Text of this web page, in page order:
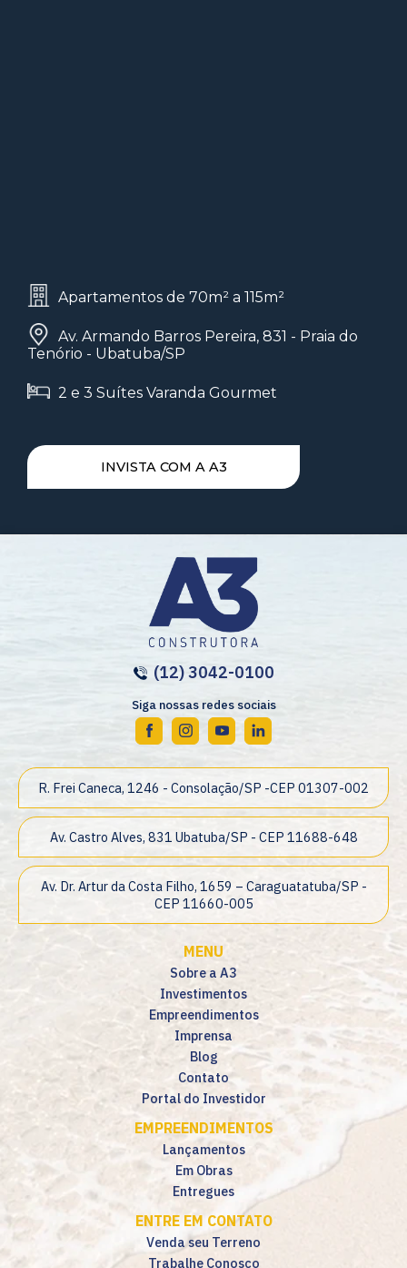
Apartamentos de 70m² a 115m²
Av. Armando Barros Pereira, 831 - Praia do
Tenório - Ubatuba/SP
2 e 3 Suítes Varanda Gourmet
INVISTA COM A A3
(12) 3042-0100
Siga nossas redes sociais
R. Frei Caneca, 1246 - Consolação/SP -CEP 01307-002
Av. Castro Alves, 831 Ubatuba/SP - CEP 11688-648
Av. Dr. Artur da Costa Filho, 1659 – Caraguatatuba/SP -
CEP 11660-005
MENU
Sobre a A3
Investimentos
Empreendimentos
Imprensa
Blog
Contato
Portal do Investidor
EMPREENDIMENTOS
Lançamentos
Em Obras
Entregues
ENTRE EM CONTATO
Venda seu Terreno
Trabalhe Conosco